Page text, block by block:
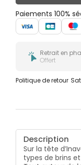
Paiements 100%
Retrait en
Offert
Politique de retour
Description
Sur la tête
types de brins